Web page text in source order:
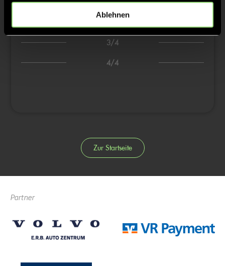
Ablehnen
Hans-Gustav S., 28’
3/4
4/4
Zur Startseite
Partner